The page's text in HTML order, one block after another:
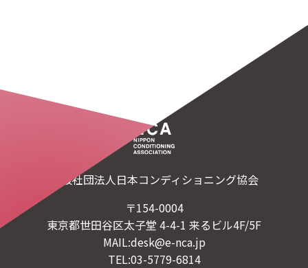
一般社団法人日本コンディショニング協会
〒154-0004
東京都世田谷区太子堂 4-4-1 来るビル4F/5F
MAIL:desk@e-nca.jp
TEL:03-5779-6814